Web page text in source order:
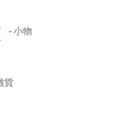
小物
貨